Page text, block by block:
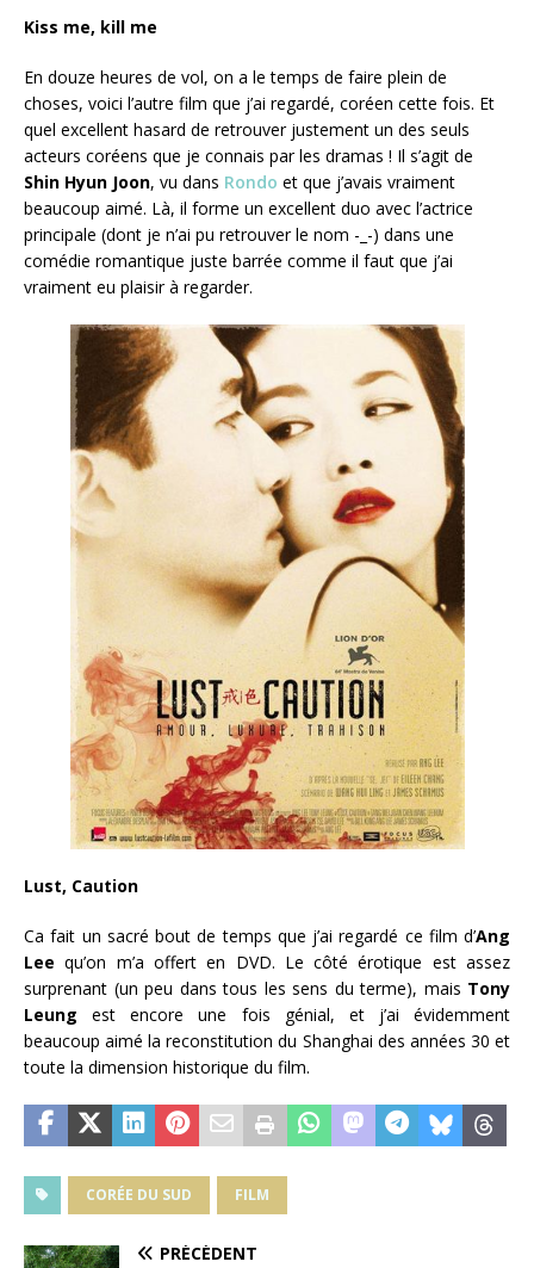
Kiss me, kill me
En douze heures de vol, on a le temps de faire plein de
choses, voici l’autre film que j’ai regardé, coréen cette fois. Et
quel excellent hasard de retrouver justement un des seuls
acteurs coréens que je connais par les dramas ! Il s’agit de
Shin Hyun Joon, vu dans Rondo et que j’avais vraiment
beaucoup aimé. Là, il forme un excellent duo avec l’actrice
principale (dont je n’ai pu retrouver le nom -_-) dans une
comédie romantique juste barrée comme il faut que j’ai
vraiment eu plaisir à regarder.
Lust, Caution
Ca fait un sacré bout de temps que j’ai regardé ce film d’Ang
Lee qu’on m’a offert en DVD. Le côté érotique est assez
surprenant (un peu dans tous les sens du terme), mais Tony
Leung est encore une fois génial, et j’ai évidemment
beaucoup aimé la reconstitution du Shanghai des années 30 et
toute la dimension historique du film.
CORÉE DU SUD FILM
PRÉCÉDENT